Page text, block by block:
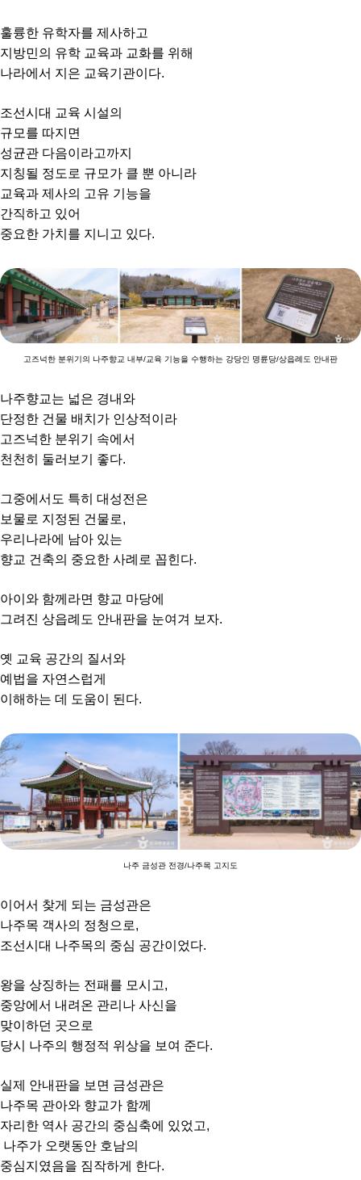
훌륭한 유학자를 제사하고
지방민의 유학 교육과 교화를 위해
나라에서 지은 교육기관이다.
조선시대 교육 시설의
규모를 따지면
성균관 다음이라고까지
지칭될 정도로 규모가 클 뿐 아니라
교육과 제사의 고유 기능을
간직하고 있어
중요한 가치를 지니고 있다.
고즈넉한 분위기의 나주향교 내부/교육 기능을 수행하는 강당인 명륜당/상읍례도 안내판
나주향교는 넓은 경내와
단정한 건물 배치가 인상적이라
고즈넉한 분위기 속에서
천천히 둘러보기 좋다.
그중에서도 특히 대성전은
보물로 지정된 건물로,
우리나라에 남아 있는
향교 건축의 중요한 사례로 꼽힌다.
아이와 함께라면 향교 마당에
그려진 상읍례도 안내판을 눈여겨 보자.
옛 교육 공간의 질서와
예법을 자연스럽게
이해하는 데 도움이 된다.
나주 금성관 전경/나주목 고지도
이어서 찾게 되는 금성관은
나주목 객사의 정청으로,
조선시대 나주목의 중심 공간이었다.
왕을 상징하는 전패를 모시고,
중앙에서 내려온 관리나 사신을
맞이하던 곳으로
당시 나주의 행정적 위상을 보여 준다.
실제 안내판을 보면 금성관은
나주목 관아와 향교가 함께
자리한 역사 공간의 중심축에 있었고,
나주가 오랫동안 호남의
중심지였음을 짐작하게 한다.